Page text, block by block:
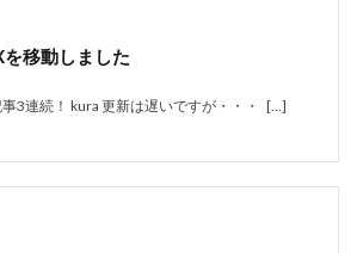
を移動しました
3連続！ kura 更新は遅いですが・・・ […]